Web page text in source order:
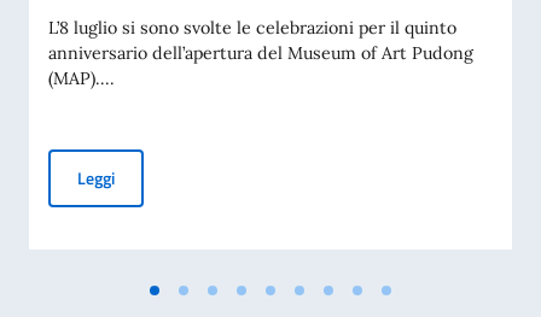
L’8 luglio si sono svolte le celebrazioni per il quinto
anniversario dell’apertura del Museum of Art Pudong
(MAP)....
LeggiIl MAP celebra cinque anni di arte e dialogo tra le civiltà